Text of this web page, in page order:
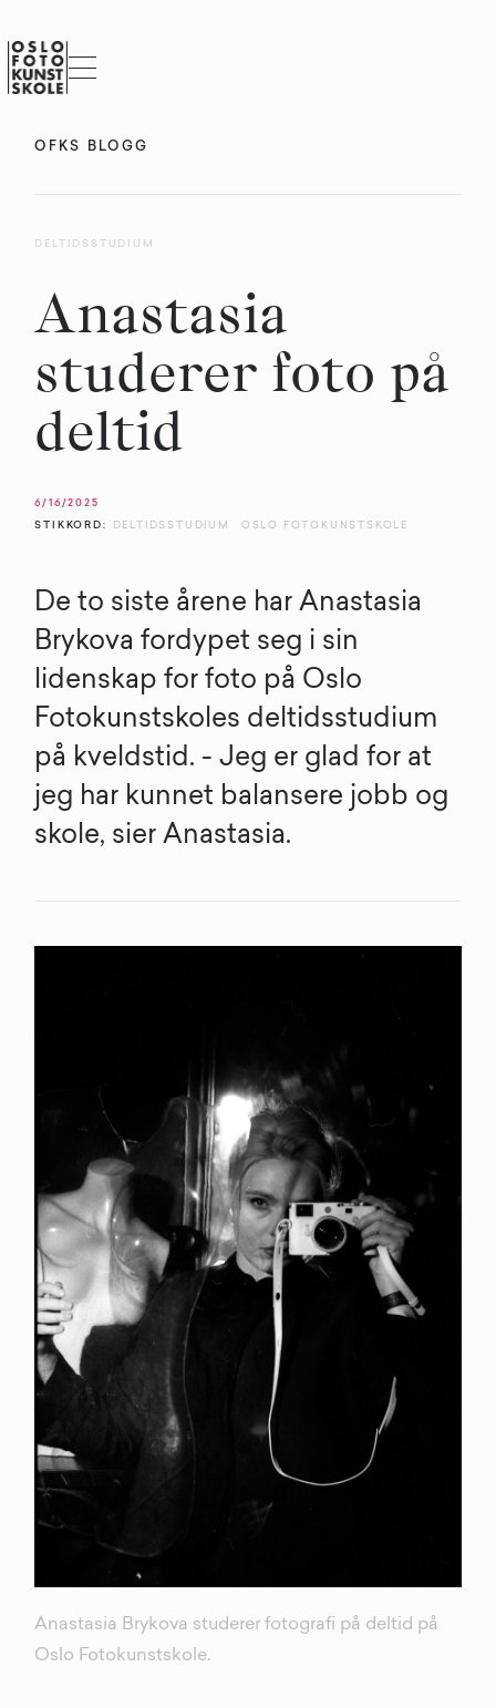
OFKS BLOGG
DELTIDSSTUDIUM
Anastasia
studerer foto på
deltid
6/16/2025
STIKKORD: DELTIDSSTUDIUM OSLO FOTOKUNSTSKOLE
De to siste årene har Anastasia
Brykova fordypet seg i sin
lidenskap for foto på Oslo
Fotokunstskoles deltidsstudium
på kveldstid. - Jeg er glad for at
jeg har kunnet balansere jobb og
skole, sier Anastasia.
Anastasia Brykova studerer fotografi på deltid på
Oslo Fotokunstskole.